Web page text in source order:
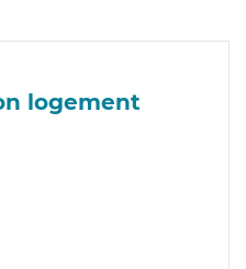
logement